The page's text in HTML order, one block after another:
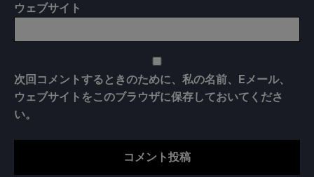
ウェブサイト
次回コメントするときのために、私の名前、Eメール、
ウェブサイトをこのブラウザに保存しておいてくださ
い。